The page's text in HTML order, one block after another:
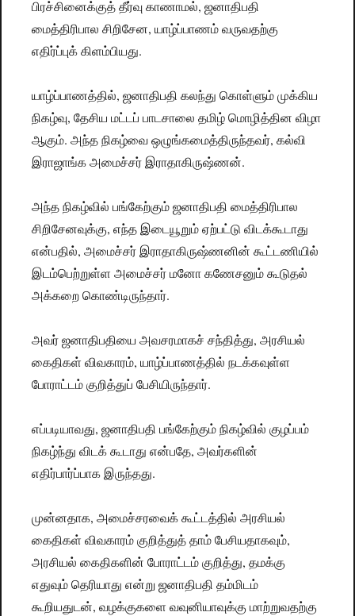
பிரச்சினைக்குத் தீர்வு காணாமல், ஜனாதிபதி
மைத்திரிபால சிறிசேன, யாழ்ப்பாணம் வருவதற்கு
எதிர்ப்புக் கிளம்பியது.
யாழ்ப்பாணத்தில், ஜனாதிபதி கலந்து கொள்ளும் முக்கிய
நிகழ்வு, தேசிய மட்டப் பாடசாலை தமிழ் மொழித்தின விழா
ஆகும். அந்த நிகழ்வை ஒழுங்கமைத்திருந்தவர், கல்வி
இராஜாங்க அமைச்சர் இராதாகிருஷ்ணன்.
அந்த நிகழ்வில் பங்கேற்கும் ஜனாதிபதி மைத்திரிபால
சிறிசேனவுக்கு, எந்த இடையூறும் ஏற்பட்டு விடக்கூடாது
என்பதில், அமைச்சர் இராதாகிருஷ்ணனின் கூட்டணியில்
இடம்பெற்றுள்ள அமைச்சர் மனோ கணேசனும் கூடுதல்
அக்கறை கொண்டிருந்தார்.
அவர் ஜனாதிபதியை அவசரமாகச் சந்தித்து, அரசியல்
கைதிகள் விவகாரம், யாழ்ப்பாணத்தில் நடக்கவுள்ள
போராட்டம் குறித்துப் பேசியிருந்தார்.
எப்படியாவது, ஜனாதிபதி பங்கேற்கும் நிகழ்வில் குழப்பம்
நிகழ்ந்து விடக் கூடாது என்பதே, அவர்களின்
எதிர்பார்ப்பாக இருந்தது.
முன்னதாக, அமைச்சரவைக் கூட்டத்தில் அரசியல்
கைதிகள் விவகாரம் குறித்துத் தாம் பேசியதாகவும்,
அரசியல் கைதிகளின் போராட்டம் குறித்து, தமக்கு
எதுவும் தெரியாது என்று ஜனாதிபதி தம்மிடம்
கூறியதுடன், வழக்குகளை வவுனியாவுக்கு மாற்றுவதற்கு